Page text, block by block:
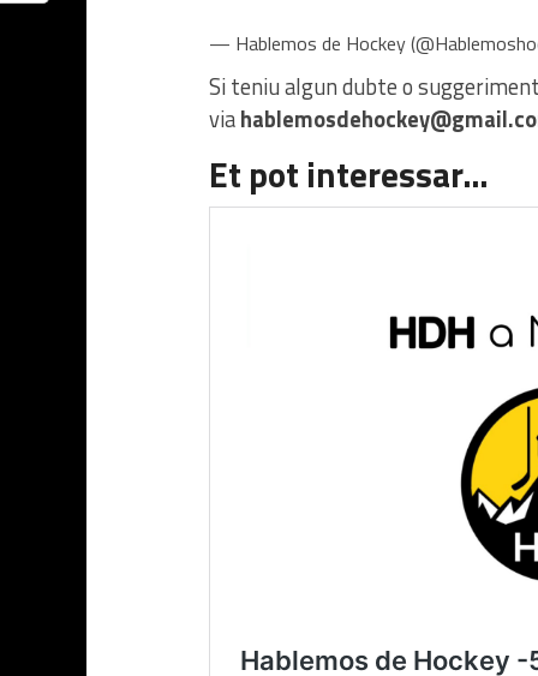
— Hablemos de Hockey
Si teniu algun dubte o
via
Et pot interessar…